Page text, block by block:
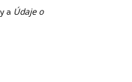
a Údaje o